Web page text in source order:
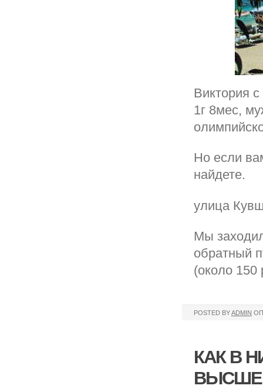
Виктория
1г 8мес,
Но если
найдете.
улица
Мы
обратный
(около 150
POSTED BYADMIN
КАК В